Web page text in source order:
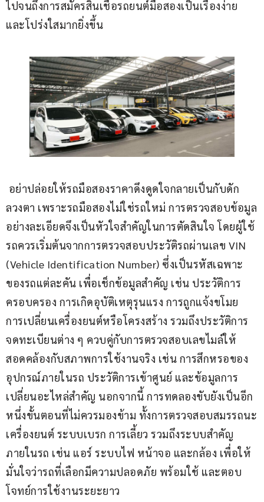
ไปจนถึงการสมัครสินเชื่อรถยนต์มือสองเป็นเรื่องง่าย
และโปร่งใสมากยิ่งขึ้น
อย่าปล่อยให้รถมือสองราคาดึงดูดใจกลายเป็นกับดัก
ลวงตา เพราะรถมือสองไม่ใช่รถใหม่ การตรวจสอบข้อมูล
อย่างละเอียดจึงเป็นหัวใจสำคัญในการตัดสินใจ โดยผู้ใช้
รถควรเริ่มต้นจากการตรวจสอบประวัติรถผ่านเลข VIN
(Vehicle Identification Number) ซึ่งเป็นรหัสเฉพาะ
ของรถแต่ละคัน เพื่อเช็กข้อมูลสำคัญ เช่น ประวัติการ
ครอบครอง การเกิดอุบัติเหตุรุนแรง การถูกแจ้งขโมย
การเปลี่ยนเครื่องยนต์หรือโครงสร้าง รวมถึงประวัติการ
จดทะเบียนต่าง ๆ ควบคู่กับการตรวจสอบเลขไมล์ให้
สอดคล้องกับสภาพการใช้งานจริง เช่น การสึกหรอของ
อุปกรณ์ภายในรถ ประวัติการเข้าศูนย์ และข้อมูลการ
เปลี่ยนอะไหล่สำคัญ นอกจากนี้ การทดลองขับยังเป็นอีก
หนึ่งขั้นตอนที่ไม่ควรมองข้าม ทั้งการตรวจสอบสมรรถนะ
เครื่องยนต์ ระบบเบรก การเลี้ยว รวมถึงระบบสำคัญ
ภายในรถ เช่น แอร์ ระบบไฟ หน้าจอ และกล้อง เพื่อให้
มั่นใจว่ารถที่เลือกมีความปลอดภัย พร้อมใช้ และตอบ
โจทย์การใช้งานระยะยาว